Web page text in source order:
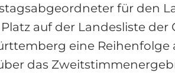
für den
auf der Landesliste
eine
das